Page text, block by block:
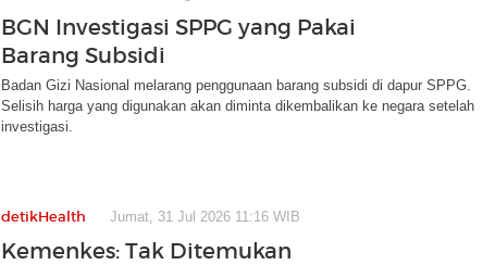
BGN Investigasi SPPG yang Pakai
Barang Subsidi
Badan Gizi Nasional melarang penggunaan barang subsidi di dapur SPPG.
Selisih harga yang digunakan akan diminta dikembalikan ke negara setelah
investigasi.
detikHealth Jumat, 31 Jul 2026 11:16 WIB
Kemenkes: Tak Ditemukan